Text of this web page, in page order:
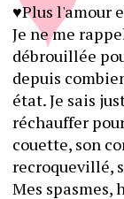
♥Plus l'amour
Je ne me
débrouillée
depuis
état. Je sais
réchauffer
couette, son
recroquevillé,
Mes spasmes,